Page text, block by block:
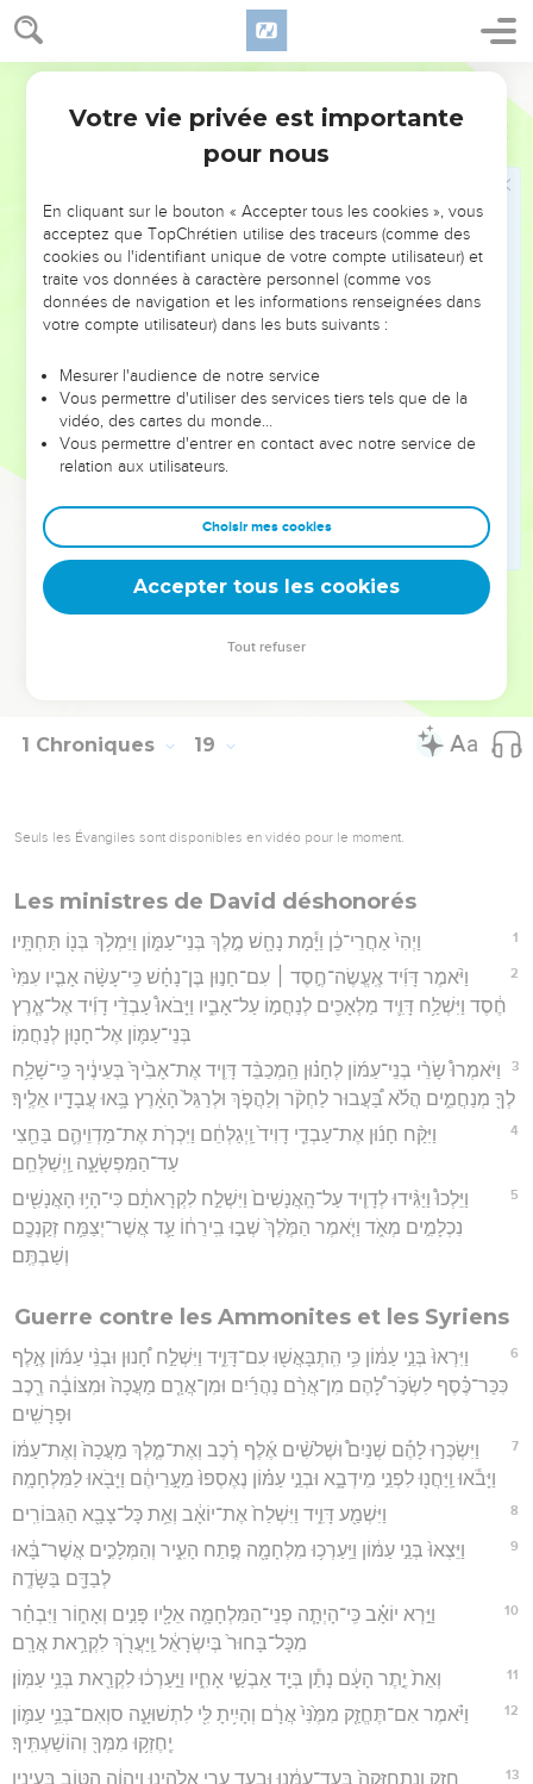
1 Chroniques 18
עָשָׂ֣ה שְׁלֹמֹ֗ה אֶת־יָ֤ם הַנְּחֹ֙שֶׁת֙ וְאֶת־הָֽעַמּוּדִ֔ים וְאֵ֖ת כְּלֵ֥י הַנְּחֹֽשֶׁת׃
וַיִּשְׁמַ֕ע תֹּ֖עוּ מֶ֣לֶךְ חֲמָ֑ת כִּ֚י הִכָּ֣ה דָוִ֔יד אֶת־כָּל־חֵ֖יל הֲדַדְעֶ֥זֶר
10
וַיִּשְׁלַ֣ח אֶת־הֲדֽוֹרָם־בְּנ֣וֹ אֶל־הַמֶּֽלֶךְ־דָּ֠וִיד *לשאול־**לִשְׁאָל־ל֨וֹ לְשָׁל֜וֹם
וּֽלְבָרֲכ֗וֹ עַל֩ אֲשֶׁ֨ר נִלְחַ֤ם בַּהֲדַדְעֶ֙זֶר֙ וַיַּכֵּ֔הוּ כִּי־אִ֛ישׁ מִלְחֲמ֥וֹת תֹּ֖עוּ הָיָ֣ה
גַּם־אֹתָ֗ם הִקְדִּ֞ישׁ הַמֶּ֤לֶךְ דָּוִיד֙ לַיהוָ֔ה עִם־הַכֶּ֙סֶף֙ וְהַזָּהָ֔ב אֲשֶׁ֥ר נָשָׂ֖א
מִכָּל־הַגּוֹיִ֑ם מֵֽאֱד֤וֹם וּמִמּוֹאָב֙ וּמִבְּנֵ֣י עַמּ֔וֹן וּמִפְּלִשְׁתִּ֖ים וּמֵֽעֲמָלֵֽק׃
וְאַבְשַׁ֣י בֶּן־צְרוּיָ֗ה הִכָּ֤ה אֶת־אֱדוֹם֙ בְּגֵ֣יא הַמֶּ֔לַח שְׁמוֹנָ֥ה עָשָׂ֖ר אָֽלֶף׃
וַיָּ֤שֶׂם בֶּֽאֱדוֹם֙ נְצִיבִ֔ים וַיִּהְי֥וּ כָל־אֱד֖וֹם עֲבָדִ֣ים לְדָוִ֑יד וַיּ֤וֹשַׁע יְהוָה֙
Liste des fonctionnaires de David
וַיִּמְלֹ֥ךְ דָּוִ֖יד עַל־כָּל־יִשְׂרָאֵ֑ל וַיְהִ֗י עֹשֶׂ֛ה מִשְׁפָּ֥ט וּצְדָקָ֖ה לְכָל־עַמּֽוֹ׃
וְצָד֧וֹק בֶּן־אֲחִיט֛וּב וַאֲבִימֶ֥לֶךְ בֶּן־אֶבְיָתָ֖ר כֹּהֲנִ֑ים וְשַׁוְשָׁ֖א סוֹפֵֽר׃
וּבְנָיָ֙הוּ֙ בֶּן־יְה֣וֹיָדָ֔ע עַל־הַכְּרֵתִ֖י וְהַפְּלֵתִ֑י וּבְנֵי־דָוִ֥יד הָרִאשֹׁנִ֖ים לְיַ֥ד
הַמֶּֽלֶךְ׃
Hébreu : © Westminster Leningrad Codex - tanach.us --- Grec : © 2010 by the
1 Chroniques 19
Seuls les Évangiles sont disponibles en vidéo pour le moment.
Les ministres de David déshonorés
1 וַיְהִי֙ אַחֲרֵי־כֵ֔ן וַיָּ֕מָת נָחָ֖שׁ מֶ֣לֶךְ בְּנֵי־עַמּ֑וֹן וַיִּמְלֹ֥ךְ בְּנ֖וֹ תַּחְתָּֽיו׃
2
וַיֹּ֨אמֶר דָּוִ֜יד אֶֽעֱשֶׂה־חֶ֣סֶד ׀ עִם־חָנ֣וּן בֶּן־נָחָ֗שׁ כִּֽי־עָשָׂ֨ה אָבִ֤יו עִמִּי֙
חֶ֔סֶד וַיִּשְׁלַ֥ח דָּוִ֛יד מַלְאָכִ֖ים לְנַחֲמ֣וֹ עַל־אָבִ֑יו וַיָּבֹאוּ֩ עַבְדֵ֨י דָוִ֜יד אֶל־אֶ֧רֶץ
בְּנֵי־עַמּ֛וֹן אֶל־חָנ֖וּן לְנַחֲמֽוֹ׃
3
וַיֹּאמְרוּ֩ שָׂרֵ֨י בְנֵי־עַמּ֜וֹן לְחָנ֗וּן הַֽמְכַבֵּ֨ד דָּוִ֤יד אֶת־אָבִ֙יךָ֙ בְּעֵינֶ֔יךָ כִּֽי־שָׁלַ֥ח
לְךָ֖ מְנַחֲמִ֑ים הֲלֹ֡א בַּ֠עֲבוּר לַחְקֹ֨ר וְלַהֲפֹ֤ךְ וּלְרַגֵּל֙ הָאָ֔רֶץ בָּ֥אוּ עֲבָדָ֖יו אֵלֶֽיךָ׃
4
וַיִּקַּ֨ח חָנ֜וּן אֶת־עַבְדֵ֤י דָוִיד֙ וַֽיְגַלְּחֵ֔ם וַיִּכְרֹ֧ת אֶת־מַדְוֵיהֶ֛ם בַּחֵ֖צִי
עַד־הַמִּפְשָׂעָ֑ה וַֽיְשַׁלְּחֵֽם׃
5
וַיֵּלְכוּ֩ וַיַּגִּ֨ידוּ לְדָוִ֤יד עַל־הָֽאֲנָשִׁים֙ וַיִּשְׁלַ֣ח לִקְרָאתָ֔ם כִּי־הָי֥וּ הָאֲנָשִׁ֖ים
נִכְלָמִ֣ים מְאֹ֑ד וַיֹּ֤אמֶר הַמֶּ֙לֶךְ֙ שְׁב֣וּ בִֽירֵח֔וֹ עַ֛ד אֲשֶׁר־יְצַמַּ֥ח זְקַנְכֶ֖ם
וְשַׁבְתֶּֽם׃
Guerre contre les Ammonites et les Syriens
6
וַיִּרְאוּ֙ בְּנֵ֣י עַמּ֔וֹן כִּ֥י הִֽתְבָּאֲשׁ֖וּ עִם־דָּוִ֑יד וַיִּשְׁלַ֣ח חָ֠נוּן וּבְנֵ֨י עַמּ֜וֹן אֶ֣לֶף
כִּכַּר־כֶּ֗סֶף לִשְׂכֹּ֣ר לָ֠הֶם מִן־אֲרַ֨ם נַהֲרַ֜יִם וּמִן־אֲרַ֤ם מַעֲכָה֙ וּמִצּוֹבָ֔ה רֶ֖כֶב
וּפָרָשִֽׁים׃
7
וַיִּשְׂכְּר֣וּ לָהֶ֡ם שְׁנַיִם֩ וּשְׁלֹשִׁ֨ים אֶ֜לֶף רֶ֗כֶב וְאֶת־מֶ֤לֶךְ מַעֲכָה֙ וְאֶת־עַמּ֔וֹ
וַיָּבֹ֕אוּ וַֽיַּחֲנ֖וּ לִפְנֵ֣י מֵידְבָ֑א וּבְנֵ֣י עַמּ֗וֹן נֶאֶסְפוּ֙ מֵעָ֣רֵיהֶ֔ם וַיָּבֹ֖אוּ לַמִּלְחָמָֽה׃
8 וַיִּשְׁמַ֖ע דָּוִ֑יד וַיִּשְׁלַח֙ אֶת־יוֹאָ֔ב וְאֵ֥ת כָּל־צָבָ֖א הַגִּבּוֹרִֽים׃
9
וַיֵּצְאוּ֙ בְּנֵ֣י עַמּ֔וֹן וַיַּֽעַרְכ֥וּ מִלְחָמָ֖ה פֶּ֣תַח הָעִ֑יר וְהַמְּלָכִ֣ים אֲשֶׁר־בָּ֔אוּ
לְבַדָּ֖ם בַּשָּׂדֶֽה׃
10
וַיַּ֣רְא יוֹאָ֗ב כִּֽי־הָיְתָ֧ה פְנֵי־הַמִּלְחָמָ֛ה אֵלָ֖יו פָּנִ֣ים וְאָח֑וֹר וַיִּבְחַ֗ר
מִכָּל־בָּחוּר֙ בְּיִשְׂרָאֵ֔ל וַֽיַּעֲרֹ֖ךְ לִקְרַ֥את אֲרָֽם׃
11 וְאֵת֙ יֶ֣תֶר הָעָ֔ם נָתַ֕ן בְּיַ֖ד אַבְשַׁ֣י אָחִ֑יו וַיַּ֣עַרְכ֔וּ לִקְרַ֖את בְּנֵ֥י עַמּֽוֹן׃
12
וַיֹּ֗אמֶר אִם־תֶּחֱזַ֤ק מִמֶּ֙נִּי֙ אֲרָ֔ם וְהָיִ֥יתָ לִּ֖י לִתְשׁוּעָ֑ה סוְאִם־בְּנֵ֥י עַמּ֛וֹן
יֶֽחֶזְק֥וּ מִמְּךָ֖ וְהוֹשַׁעְתִּֽיךָ׃
13
חֲזַ֤ק וְנִֽתְחַזְּקָה֙ בְּעַד־עַמֵּ֔נוּ וּבְעַ֖ד עָרֵ֣י אֱלֹהֵ֑ינוּ וַֽיהוָ֔ה הַטּ֥וֹב בְּעֵינָ֖יו
Votre vie privée est importante
pour nous
En cliquant sur le bouton « Accepter tous les cookies », vous
acceptez que TopChrétien utilise des traceurs (comme des
cookies ou l'identifiant unique de votre compte utilisateur) et
traite vos données à caractère personnel (comme vos
données de navigation et les informations renseignées dans
votre compte utilisateur) dans les buts suivants :
Mesurer l'audience de notre service
Vous permettre d'utiliser des services tiers tels que de la
vidéo, des cartes du monde…
Vous permettre d'entrer en contact avec notre service de
relation aux utilisateurs.
Choisir mes cookies
Accepter tous les cookies
Tout refuser